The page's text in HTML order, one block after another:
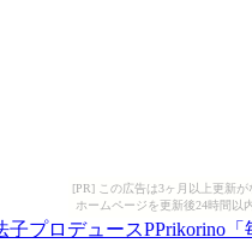
[PR] この広告は3ヶ月以上更新が
ホームページを更新後24時間以